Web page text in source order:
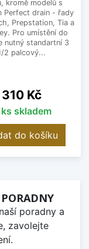
kromě modelů s
Perfect drain - řady
Prepstation, Tia a
Pro umístění do
nutný standartní 3
2 palcový...
Cena
310 Kč
skladem
do košíku
poradny a
zavolejte